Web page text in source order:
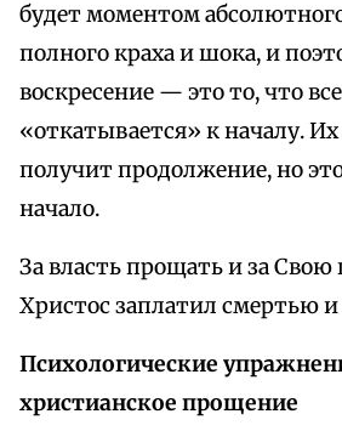
будет моментом
полного краха и шока, и
воскресение — это то, что все
«откатывается» к началу.
получит продолжение, но
начало.
За власть прощать и за Свою
Христос заплатил смертью и
Психологические
христианское прощение